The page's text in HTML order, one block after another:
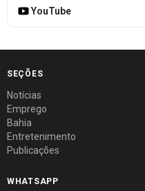
YouTube
SEÇÕES
Notícias
Emprego
Bahia
Entretenimento
Publicações
WHATSAPP